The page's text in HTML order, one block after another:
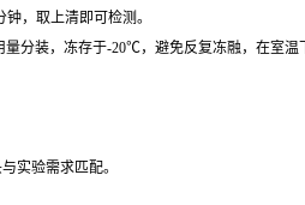
，取上清即可检测。
分装，冻存于-20℃，避免反复冻融，在室
实验需求匹配。